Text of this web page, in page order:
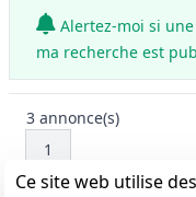
Alertez-moi si
ma recherche est
3 annonce(s)
1
Ce site web utilise